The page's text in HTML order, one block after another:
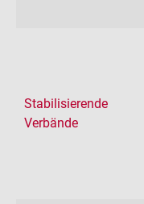
Stabilisierende
Verbände